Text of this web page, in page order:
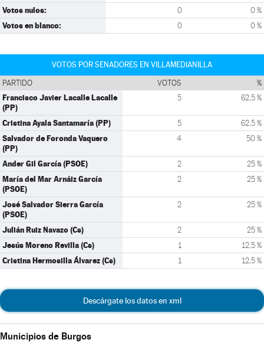
Votos nulos: 0 0 %
Votos en blanco: 0 0 %
VOTOS POR SENADORES EN VILLAMEDIANILLA
PARTIDO VOTOS %
Francisco Javier Lacalle Lacalle
(PP)
5 62,5 %
Cristina Ayala Santamaría (PP) 5 62,5 %
Salvador de Foronda Vaquero
(PP)
4 50 %
Ander Gil García (PSOE) 2 25 %
María del Mar Arnáiz García
(PSOE)
2 25 %
José Salvador Sierra García
(PSOE)
2 25 %
Julián Ruiz Navazo (Cs) 2 25 %
Jesús Moreno Revilla (Cs) 1 12,5 %
Cristina Hermosilla Álvarez (Cs) 1 12,5 %
Descárgate los datos en xml
Municipios de Burgos